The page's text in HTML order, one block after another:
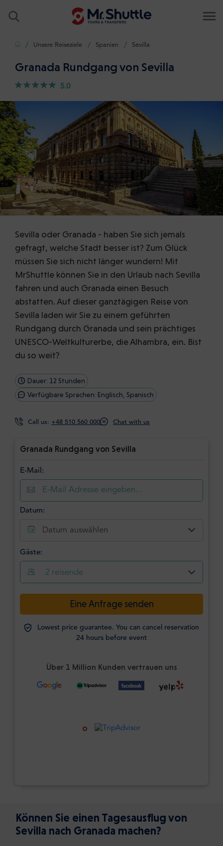
ZuhauseUnsere Reiseziele Spanien Sevilla
Granada Rundgang von Sevilla
5.0
Sevilla oder Granada - haben Sie sich jemals
gefragt, welche Stadt besser ist? Zum Glück
müssen Sie sich nicht länger wundern! Mit
MrShuttle können Sie in den Urlaub nach Sevilla
fahren und auch Granada einen Besuch
abstatten. Auf dieser ganztägigen Reise von
Sevilla laden wir Sie zu einem geführten
Rundgang durch Granada und sein prächtiges
UNESCO-Weltkulturerbe, die Alhambra, ein. Bist
du so weit?
Dauer: 12 Stunden
Verfügbare Sprachen: Englisch, Spanisch
Call us: +48 510 560 000 Chat with us
Granada Rundgang von Sevilla
E-Mail:
Datum:
Datum auswählen
Gäste:
2 reisende
Eine Anfrage senden
Lowest price guarantee. You can cancel reservation
24 hours before event
Über 1 Million Kunden vertrauen uns
Können Sie einen Tagesausflug von
Sevilla nach Granada machen?